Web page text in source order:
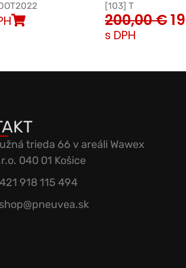
[103] T
200,00€
s DPH
trieda 66 v areáli Wawex
040 01 Košice
918 115 494